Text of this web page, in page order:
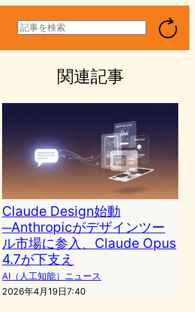
検
索
関連記事
Claude Design始動
─Anthropicがデザインツー
ル市場に参入、Claude Opus
4.7が下支え
AI（人工知能）ニュース
2026年4月19日7:40